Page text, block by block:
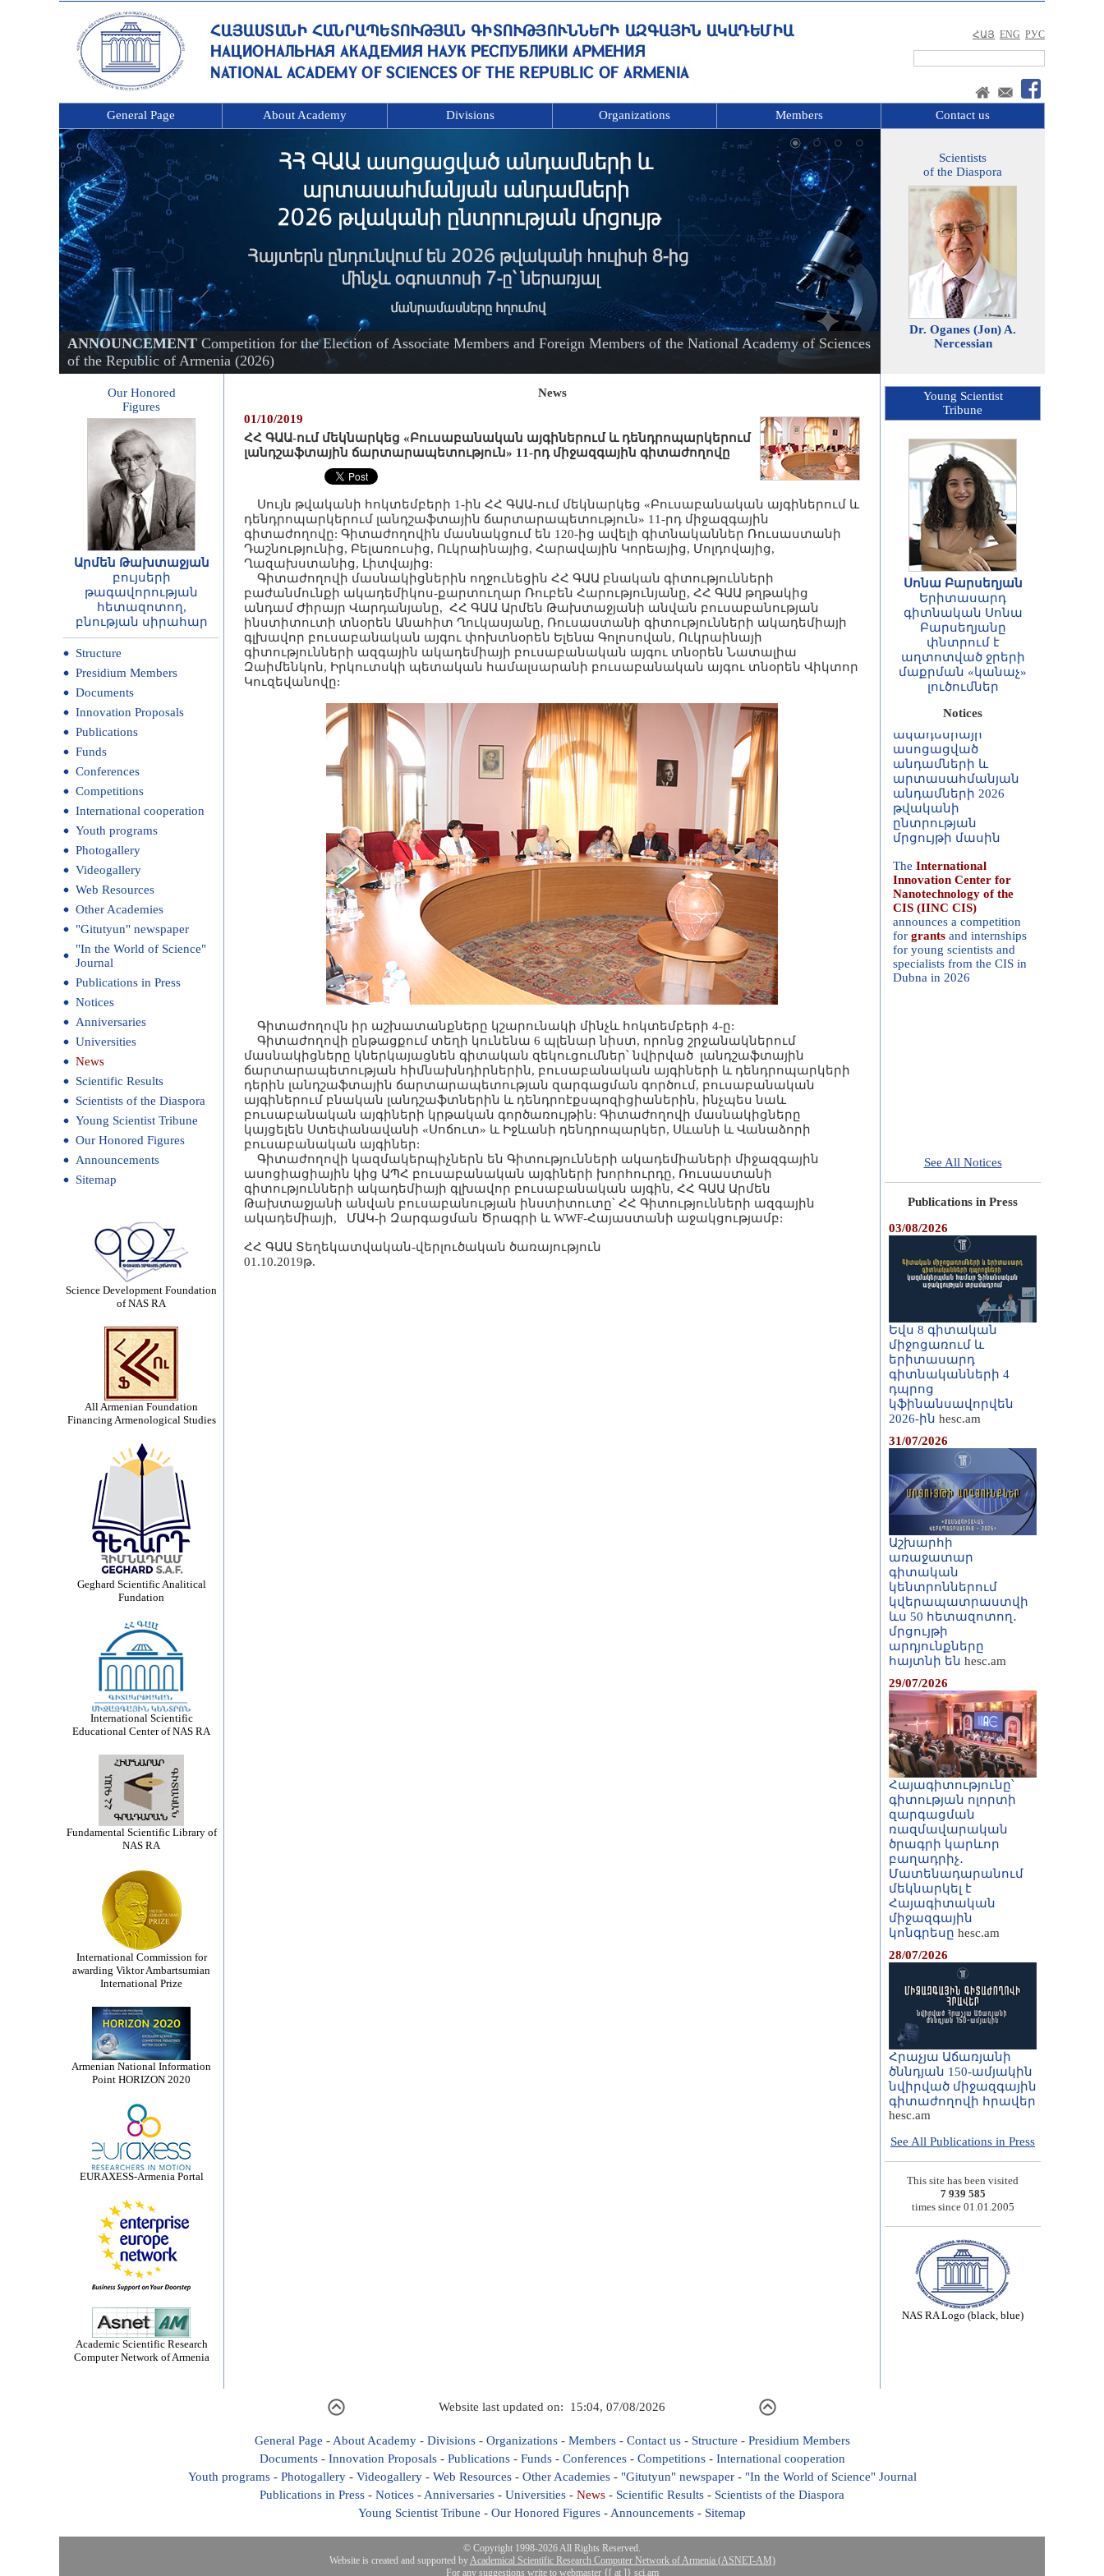
ՀԱՅ ENG РУС
General Page About Academy Divisions Organizations Members Contact us
ANNOUNCEMENT Competition for the Election of Associate Members and Foreign Members of the National Academy of Sciences
of the Republic of Armenia (2026)
Scientists
of the Diaspora
Dr. Oganes (Jon) A.
Nercessian
Our Honored
Figures
Արմեն Թախտաջյան
բույսերի
թագավորության
հետազոտող,
բնության սիրահար
Structure
Presidium Members
Documents
Innovation Proposals
Publications
Funds
Conferences
Competitions
International cooperation
Youth programs
Photogallery
Videogallery
Web Resources
Other Academies
"Gitutyun" newspaper
"In the World of Science"
Journal
Publications in Press
Notices
Anniversaries
Universities
News
Scientific Results
Scientists of the Diaspora
Young Scientist Tribune
Our Honored Figures
Announcements
Sitemap
Science Development Foundation
of NAS RA
All Armenian Foundation
Financing Armenological Studies
Geghard Scientific Analitical
Fundation
International Scientific
Educational Center of NAS RA
Fundamental Scientific Library of
NAS RA
International Commission for
awarding Viktor Ambartsumian
International Prize
Armenian National Information
Point HORIZON 2020
EURAXESS-Armenia Portal
Academic Scientific Research
Computer Network of Armenia
News
01/10/2019
ՀՀ ԳԱԱ-ում մեկնարկեց «Բուսաբանական այգիներում և դենդրոպարկերում
լանդշաֆտային ճարտարապետություն» 11-րդ միջազգային գիտաժողովը
Սույն թվականի հոկտեմբերի 1-ին ՀՀ ԳԱԱ-ում մեկնարկեց «Բուսաբանական այգիներում և
դենդրոպարկերում լանդշաֆտային ճարտարապետություն» 11-րդ միջազգային
գիտաժողովը: Գիտաժողովին մասնակցում են 120-ից ավելի գիտնականներ Ռուսաստանի
Դաշնությունից, Բելառուսից, Ուկրաինայից, Հարավային Կորեայից, Մոլդովայից,
Ղազախստանից, Լիտվայից:
Գիտաժողովի մասնակիցներին ողջունեցին ՀՀ ԳԱԱ բնական գիտությունների
բաժանմունքի ակադեմիկոս-քարտուղար Ռուբեն Հարությունյանը, ՀՀ ԳԱԱ թղթակից
անդամ Ժիրայր Վարդանյանը, ՀՀ ԳԱԱ Արմեն Թախտաջյանի անվան բուսաբանության
ինստիտուտի տնօրեն Անահիտ Ղուկասյանը, Ռուսաստանի գիտությունների ակադեմիայի
գլխավոր բուսաբանական այգու փոխտնօրեն Ելենա Գոլոսովան, Ուկրաինայի
գիտությունների ազգային ակադեմիայի բուսաբանական այգու տնօրեն Նատալիա
Զաիմենկոն, Իրկուտսկի պետական համալսարանի բուսաբանական այգու տնօրեն Վիկտոր
Կուզեվանովը:
Գիտաժողովն իր աշխատանքները կշարունակի մինչև հոկտեմբերի 4-ը:
Գիտաժողովի ընթացքում տեղի կունենա 6 պլենար նիստ, որոնց շրջանակներում
մասնակիցները կներկայացնեն գիտական զեկուցումներ՝ նվիրված լանդշաֆտային
ճարտարապետության հիմնախնդիրներին, բուսաբանական այգիների և դենդրոպարկերի
դերին լանդշաֆտային ճարտարապետության զարգացման գործում, բուսաբանական
այգիներում բնական լանդշաֆտներին և դենդրոէքսպոզիցիաներին, ինչպես նաև
բուսաբանական այգիների կրթական գործառույթին: Գիտաժողովի մասնակիցները
կայցելեն Ստեփանավանի «Սոճուտ» և Իջևանի դենդրոպարկեր, Սևանի և Վանաձորի
բուսաբանական այգիներ:
Գիտաժողովի կազմակերպիչներն են Գիտությունների ակադեմիաների միջազգային
ասոցիացիային կից ԱՊՀ բուսաբանական այգիների խորհուրդը, Ռուսաստանի
գիտությունների ակադեմիայի գլխավոր բուսաբանական այգին, ՀՀ ԳԱԱ Արմեն
Թախտաջյանի անվան բուսաբանության ինստիտուտը՝ ՀՀ Գիտությունների ազգային
ակադեմիայի, ՄԱԿ-ի Զարգացման Ծրագրի և WWF-Հայաստանի աջակցությամբ:
ՀՀ ԳԱԱ Տեղեկատվական-վերլուծական ծառայություն
01.10.2019թ.
Young Scientist
Tribune
Սոնա Բարսեղյան
Երիտասարդ
գիտնական Սոնա
Բարսեղյանը
փնտրում է
աղտոտված ջրերի
մաքրման «կանաչ»
լուծումներ
Notices
ՀԱՅՏԱՐԱՐՈՒԹՅՈՒՆ
Հայաստանի
Հանրապետության
գիտությունների
ազգային
ակադեմիայի
անդամների և
արտասահմանյան
անդամների 2026
թվականի
ընտրության
մրցույթի մասին
TheInternational
Nanotechnology of the
CIS (IINC CIS)
announces a competition
forgrantsand internships
for young scientists and
specialists from the CIS in
Dubna in 2026
See All Notices
Publications in Press
03/08/2026
Եվս 8 գիտական
միջոցառում և
երիտասարդ
գիտնականների 4
դպրոց
կֆինանսավորվեն
2026-ին hesc.am
31/07/2026
Աշխարհի
առաջատար
գիտական
կենտրոններում
կվերապատրաստվի
ևս 50 հետազոտող․
մրցույթի
արդյունքները
հայտնի են hesc.am
29/07/2026
Հայագիտությունը՝
գիտության ոլորտի
զարգացման
ռազմավարական
ծրագրի կարևոր
բաղադրիչ․
Մատենադարանում
մեկնարկել է
Հայագիտական
միջազգային
կոնգրեսը hesc.am
28/07/2026
Հրաչյա Աճառյանի
ծննդյան 150-ամյակին
նվիրված միջազգային
գիտաժողովի հրավեր
hesc.am
See All Publications in Press
This site has been visited
7 939 585
times since 01.01.2005
NAS RA Logo (black, blue)
Website last updated on: 15:04, 07/08/2026
General Page - About Academy- Divisions- Organizations- Members- Contact us- Structure - Presidium Members
Documents- Innovation Proposals- Publications- Funds- Conferences- Competitions- International cooperation
Youth programs- Photogallery- Videogallery- Web Resources- Other Academies- "Gitutyun" newspaper- "In the World of Science" Journal
Publications in Press - Notices - Anniversaries - Universities - News - Scientific Results - Scientists of the Diaspora
Young Scientist Tribune - Our Honored Figures - Announcements - Sitemap
© Copyright 1998-2026 All Rights Reserved.
Website is created and supported byAcademical Scientific Research Computer Network of Armenia (ASNET-AM)
For any suggestions write to webmaster {[ at ]} sci.am